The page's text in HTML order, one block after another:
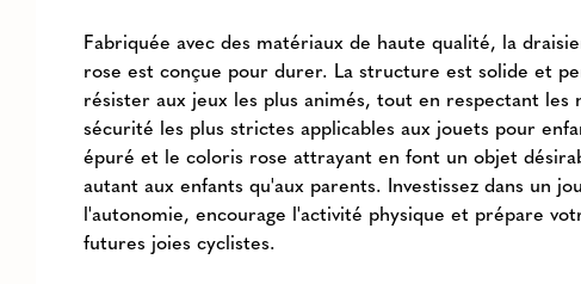
Fabriquée avec des matériaux de haute qualité, la
rose est conçue pour durer. La structure est solide et
résister aux jeux les plus animés, tout en respectant les
sécurité les plus strictes applicables aux jouets pour
épuré et le coloris rose attrayant en font un objet
autant aux enfants qu'aux parents. Investissez dans un
l'autonomie, encourage l'activité physique et prépare
futures joies cyclistes.